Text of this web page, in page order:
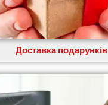
Доставка подарунків